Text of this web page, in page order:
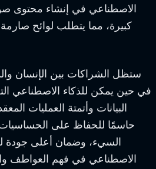
الاصطناعي في إنشاء محتوى
كبيرة، مما يتطلب لوائح
ستظل الشراكات بين الإنسان
في حين يمكن للذكاء الاصطناعي
البيانات وأتمتة العمليات
حاسمًا للحفاظ على الحساسيات
السيء، وضمان أعلى جودة
الاصطناعي في فهم العواطف